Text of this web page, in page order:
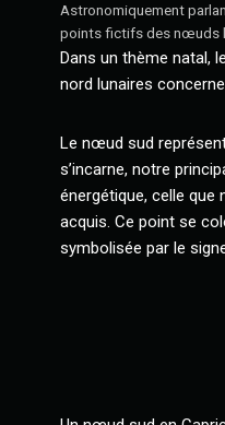
Astronomiquement
points fictifs des nœuds
Dans un thème
nord lunaires
Le nœud sud
s’incarne, notre
énergétique, celle
acquis. Ce point se
symbolisée par le